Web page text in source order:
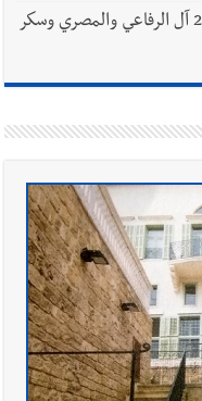
وفاة الحاج نور الدين الرفاعي 30-7-2026 آل الرفاعي والمصري وسكر